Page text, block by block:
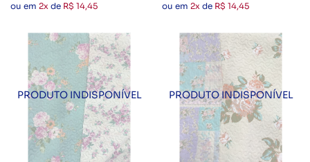
ou em 2x de R$ 14,45 ou em 2x de R$ 14,45